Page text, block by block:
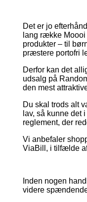
Det er jo
lang række
produkter – til
præstere portofri
Derfor kan det
udsalg på
den mest
Du skal trods alt
lav, så kunne det
reglement, der
Vi anbefaler
ViaBill, i tilfælde
Inden nogen
videre